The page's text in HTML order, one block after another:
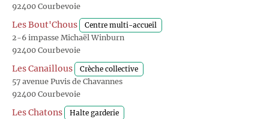
92400 Courbevoie
Les Bout'Chous Centre multi-accueil
2-6 impasse Michaël Winburn
92400 Courbevoie
Les Canaillous Crèche collective
57 avenue Puvis de Chavannes
92400 Courbevoie
Les Chatons Halte garderie